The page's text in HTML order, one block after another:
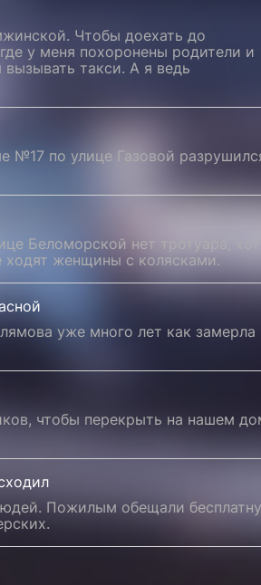
Чтобы доехать до
у меня похоронены родители и
такси. А я ведь
№17 по улице Газовой
Беломорской нет тротуара,
ходят женщины с колясками.
уже много лет как замерла
чтобы перекрыть на нашем
Пожилым обещали